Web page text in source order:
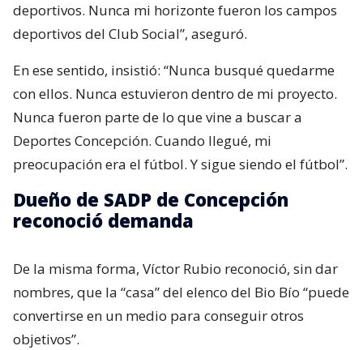
deportivos. Nunca mi horizonte fueron los campos
deportivos del Club Social”, aseguró.
En ese sentido, insistió: “Nunca busqué quedarme
con ellos. Nunca estuvieron dentro de mi proyecto.
Nunca fueron parte de lo que vine a buscar a
Deportes Concepción. Cuando llegué, mi
preocupación era el fútbol. Y sigue siendo el fútbol”.
Dueño de SADP de Concepción
reconoció demanda
De la misma forma, Víctor Rubio reconoció, sin dar
nombres, que la “casa” del elenco del Bio Bío “puede
convertirse en un medio para conseguir otros
objetivos”.